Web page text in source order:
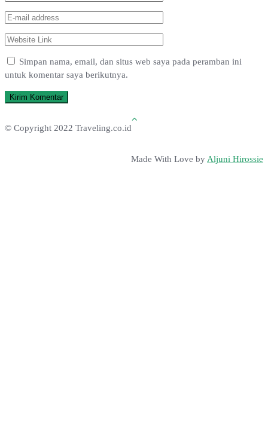
Simpan nama, email, dan situs web saya pada peramban ini
untuk komentar saya berikutnya.
© Copyright 2022 Traveling.co.id
Made With Love by Aljuni Hirossie